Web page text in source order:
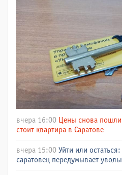
вчера 16:00 Цены снова пошли
стоит квартира в Саратове
вчера 15:00 Уйти или
саратовец передумывает